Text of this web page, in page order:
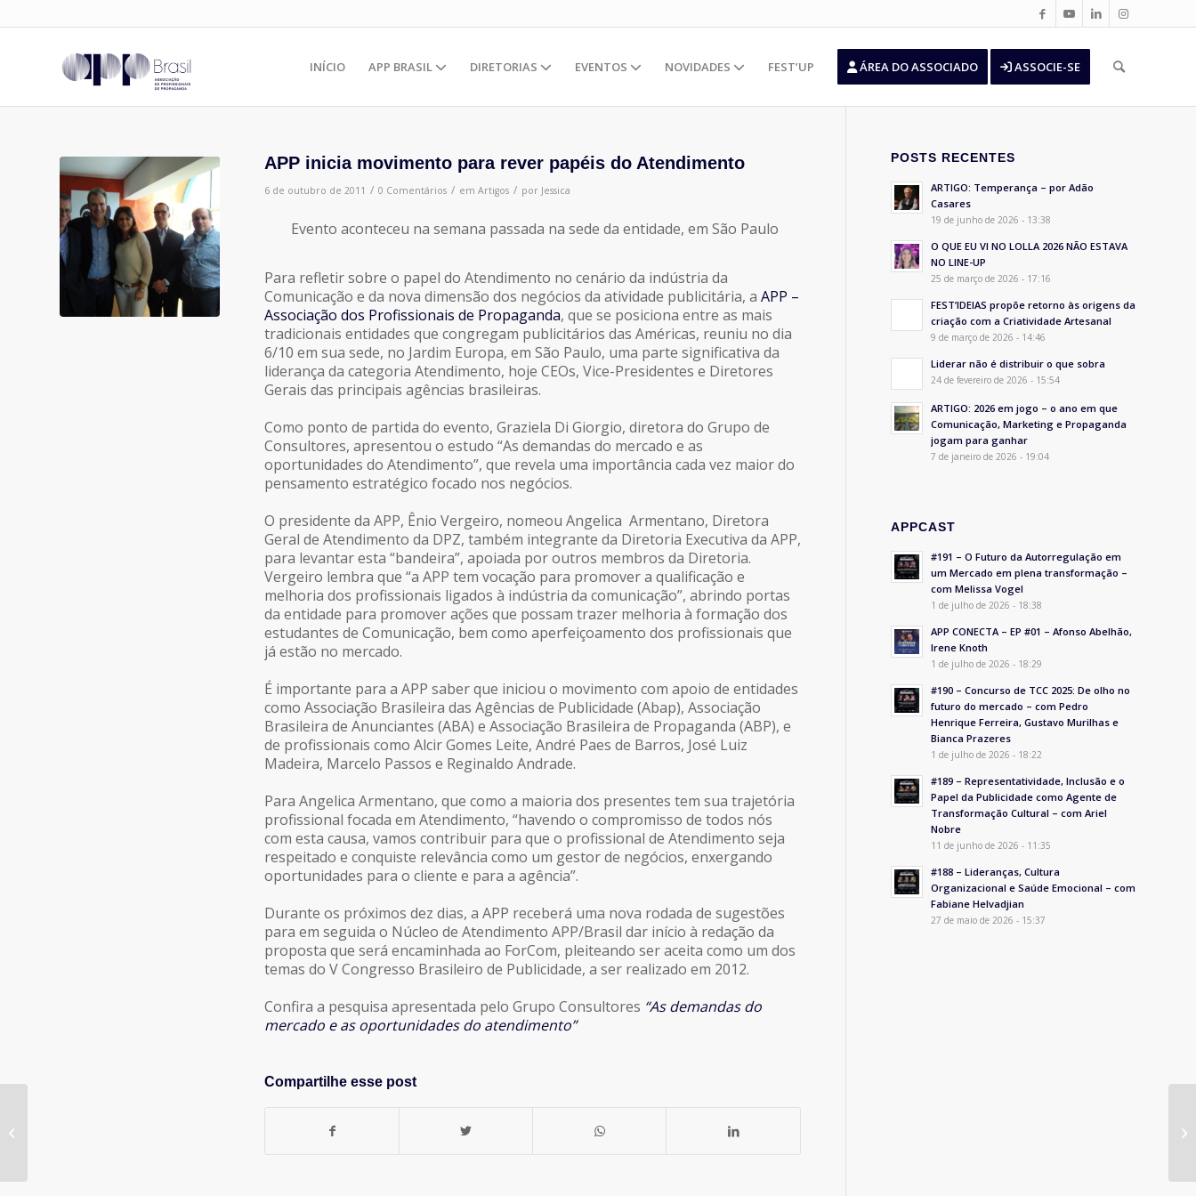
INÍCIO APP BRASIL DIRETORIAS EVENTOS NOVIDADES FEST’UP ÁREA DO ASSOCIADO ASSOCIE-SE
APP inicia movimento para rever papéis do Atendimento
6 de outubro de 2011 / 0 Comentários / em Artigos / por Jessica
Evento aconteceu na semana passada na sede da entidade, em São Paulo
Para refletir sobre o papel do Atendimento no cenário da indústria da
Comunicação e da nova dimensão dos negócios da atividade publicitária, a APP –
Associação dos Profissionais de Propaganda, que se posiciona entre as mais
tradicionais entidades que congregam publicitários das Américas, reuniu no dia
6/10 em sua sede, no Jardim Europa, em São Paulo, uma parte significativa da
liderança da categoria Atendimento, hoje CEOs, Vice-Presidentes e Diretores
Gerais das principais agências brasileiras.
Como ponto de partida do evento, Graziela Di Giorgio, diretora do Grupo de
Consultores, apresentou o estudo “As demandas do mercado e as
oportunidades do Atendimento”, que revela uma importância cada vez maior do
pensamento estratégico focado nos negócios.
O presidente da APP, Ênio Vergeiro, nomeou Angelica Armentano, Diretora
Geral de Atendimento da DPZ, também integrante da Diretoria Executiva da APP,
para levantar esta “bandeira”, apoiada por outros membros da Diretoria.
Vergeiro lembra que “a APP tem vocação para promover a qualificação e
melhoria dos profissionais ligados à indústria da comunicação”, abrindo portas
da entidade para promover ações que possam trazer melhoria à formação dos
estudantes de Comunicação, bem como aperfeiçoamento dos profissionais que
já estão no mercado.
É importante para a APP saber que iniciou o movimento com apoio de entidades
como Associação Brasileira das Agências de Publicidade (Abap), Associação
Brasileira de Anunciantes (ABA) e Associação Brasileira de Propaganda (ABP), e
de profissionais como Alcir Gomes Leite, André Paes de Barros, José Luiz
Madeira, Marcelo Passos e Reginaldo Andrade.
Para Angelica Armentano, que como a maioria dos presentes tem sua trajetória
profissional focada em Atendimento, “havendo o compromisso de todos nós
com esta causa, vamos contribuir para que o profissional de Atendimento seja
respeitado e conquiste relevância como um gestor de negócios, enxergando
oportunidades para o cliente e para a agência”.
Durante os próximos dez dias, a APP receberá uma nova rodada de sugestões
para em seguida o Núcleo de Atendimento APP/Brasil dar início à redação da
proposta que será encaminhada ao ForCom, pleiteando ser aceita como um dos
temas do V Congresso Brasileiro de Publicidade, a ser realizado em 2012.
Confira a pesquisa apresentada pelo Grupo Consultores “As demandas do
mercado e as oportunidades do atendimento”
Compartilhe esse post
POSTS RECENTES
ARTIGO: Temperança – por Adão
Casares
19 de junho de 2026 - 13:38
O QUE EU VI NO LOLLA 2026 NÃO ESTAVA
NO LINE-UP
25 de março de 2026 - 17:16
FEST’IDEIAS propõe retorno às origens da
criação com a Criatividade Artesanal
9 de março de 2026 - 14:46
Liderar não é distribuir o que sobra
24 de fevereiro de 2026 - 15:54
ARTIGO: 2026 em jogo – o ano em que
Comunicação, Marketing e Propaganda
jogam para ganhar
7 de janeiro de 2026 - 19:04
APPCAST
#191 – O Futuro da Autorregulação em
um Mercado em plena transformação –
com Melissa Vogel
1 de julho de 2026 - 18:38
APP CONECTA – EP #01 – Afonso Abelhão,
Irene Knoth
1 de julho de 2026 - 18:29
#190 – Concurso de TCC 2025: De olho no
futuro do mercado – com Pedro
Henrique Ferreira, Gustavo Murilhas e
Bianca Prazeres
1 de julho de 2026 - 18:22
#189 – Representatividade, Inclusão e o
Papel da Publicidade como Agente de
Transformação Cultural – com Ariel
Nobre
11 de junho de 2026 - 11:35
#188 – Lideranças, Cultura
Organizacional e Saúde Emocional – com
Fabiane Helvadjian
27 de maio de 2026 - 15:37